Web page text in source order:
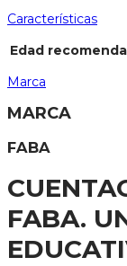
Características
Edad
Marca
MARCA
FABA
FABA.